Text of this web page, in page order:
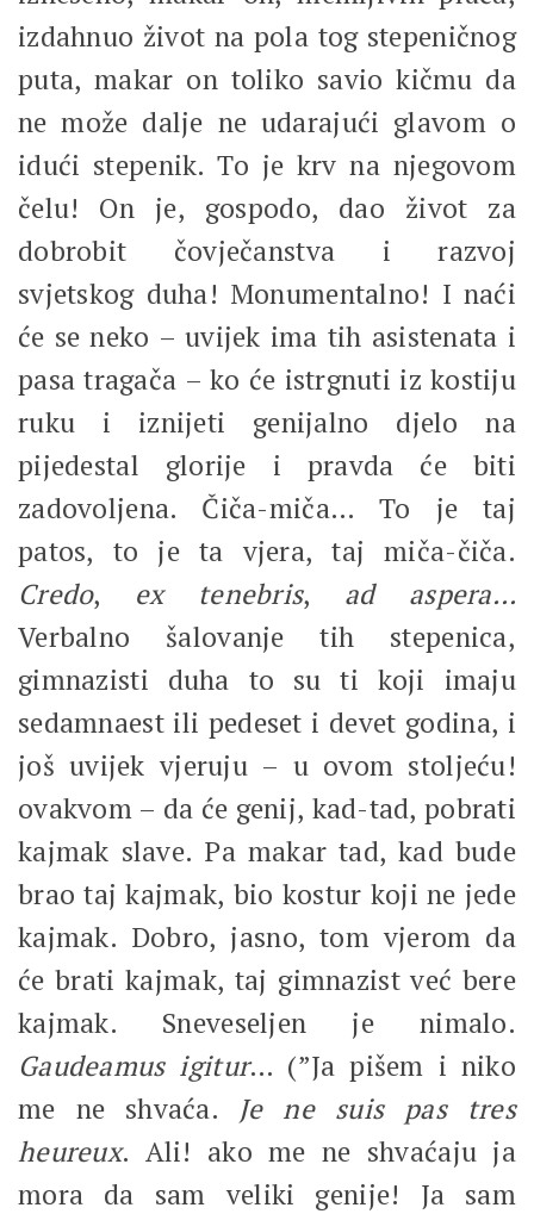
izdahnuo život na pola tog stepeničnog
puta, makar on toliko savio kičmu da
ne može dalje ne udarajući glavom o
idući stepenik. To je krv na njegovom
čelu! On je, gospodo, dao život za
dobrobit čovječanstva i razvoj
svjetskog duha! Monumentalno! I naći
će se neko – uvijek ima tih asistenata i
pasa tragača – ko će istrgnuti iz kostiju
ruku i iznijeti genijalno djelo na
pijedestal glorije i pravda će biti
zadovoljena. Čiča-miča… To je taj
patos, to je ta vjera, taj miča-čiča.
Credo, ex tenebris, ad aspera…
Verbalno šalovanje tih stepenica,
gimnazisti duha to su ti koji imaju
sedamnaest ili pedeset i devet godina, i
još uvijek vjeruju – u ovom stoljeću!
ovakvom – da će genij, kad-tad, pobrati
kajmak slave. Pa makar tad, kad bude
brao taj kajmak, bio kostur koji ne jede
kajmak. Dobro, jasno, tom vjerom da
će brati kajmak, taj gimnazist već bere
kajmak. Sneveseljen je nimalo.
Gaudeamus igitur… (”Ja pišem i niko
me ne shvaća. Je ne suis pas tres
heureux. Ali! ako me ne shvaćaju ja
mora da sam veliki genije! Ja sam